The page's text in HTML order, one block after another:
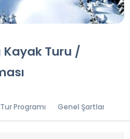
Kayak Turu /
Tur Programı Genel Şartlar